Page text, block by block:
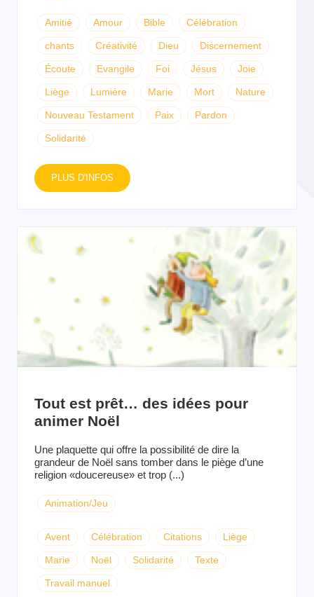
Amitié Amour Bible Célébration
chants Créativité Dieu Discernement
Écoute Evangile Foi Jésus Joie
Liège Lumière Marie Mort Nature
Nouveau Testament Paix Pardon
Solidarité
PLUS D'INFOS
Tout est prêt… des idées pour
animer Noël
Une plaquette qui offre la possibilité de dire la
grandeur de Noël sans tomber dans le piège d’une
religion «doucereuse» et trop (...)
Animation/Jeu
Avent Célébration Citations Liège
Marie Noël Solidarité Texte
Travail manuel